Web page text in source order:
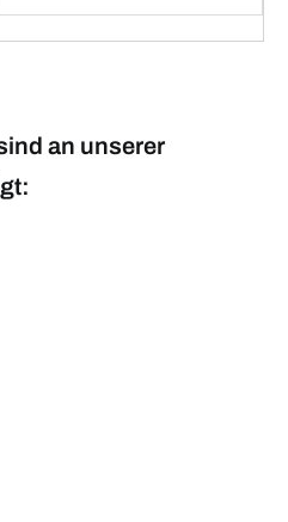
an unserer